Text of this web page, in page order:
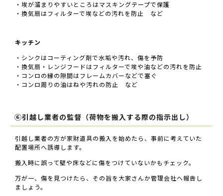
・埃が溜まりやすいところはマスキングテープで保護
・換気扇はフィルターで埃などの汚れを防止 など
キッチン
・シンクはコーティング剤で水垢や汚れ、傷を予防
・換気扇・レンジフードはフィルターで埃や油などの汚れを防止
・コンロの縁の隙間はフレームカバーなどで塞ぐ
・コンロ周りの油はねや汚れの防止 など
⑥引越し業者の監督（荷物を搬入する際の指示出し）
引越し業者の方が家財道具の搬入を始めたら、事前に考えていた
配置場所へ誘導します。
搬入時に誤って壁や床などに傷をつけていないかもチェック。
万が一、傷を見つけたら、その旨を大家さんか管理会社へ報告し
ましょう。